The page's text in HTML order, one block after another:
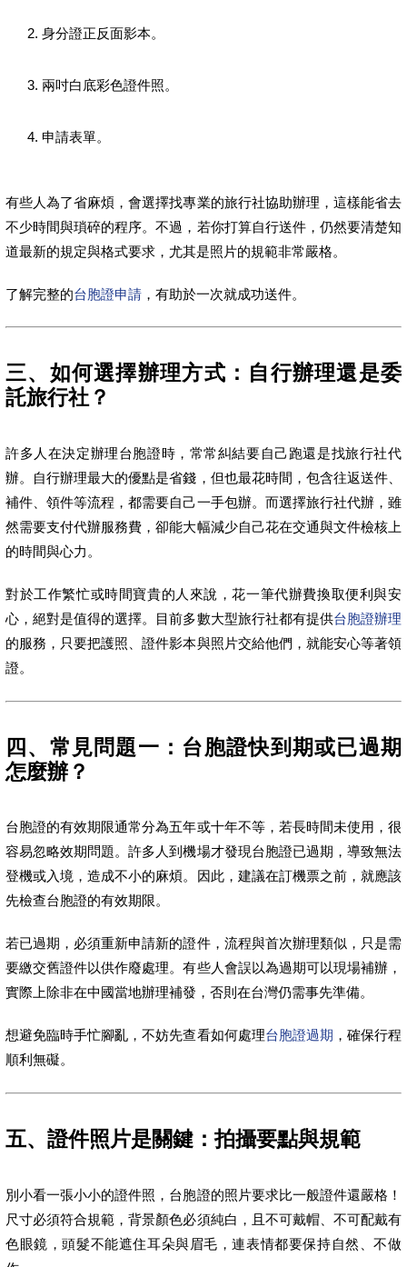
身分證正反面影本。
兩吋白底彩色證件照。
申請表單。
有些人為了省麻煩，會選擇找專業的旅行社協助辦理，這樣能省去
不少時間與瑣碎的程序。不過，若你打算自行送件，仍然要清楚知
道最新的規定與格式要求，尤其是照片的規範非常嚴格。
了解完整的台胞證申請 ，有助於一次就成功送件。
三、如何選擇辦理方式：自行辦理還是委
託旅行社？
許多人在決定辦理台胞證時，常常糾結要自己跑還是找旅行社代
辦。自行辦理最大的優點是省錢，但也最花時間，包含往返送件、
補件、領件等流程，都需要自己一手包辦。而選擇旅行社代辦，雖
然需要支付代辦服務費，卻能大幅減少自己花在交通與文件檢核上
的時間與心力。
對於工作繁忙或時間寶貴的人來說，花一筆代辦費換取便利與安
心，絕對是值得的選擇。目前多數大型旅行社都有提供台胞證辦理
的服務，只要把護照、證件影本與照片交給他們，就能安心等著領
證。
四、常見問題一：台胞證快到期或已過期
怎麼辦？
台胞證的有效期限通常分為五年或十年不等，若長時間未使用，很
容易忽略效期問題。許多人到機場才發現台胞證已過期，導致無法
登機或入境，造成不小的麻煩。因此，建議在訂機票之前，就應該
先檢查台胞證的有效期限。
若已過期，必須重新申請新的證件，流程與首次辦理類似，只是需
要繳交舊證件以供作廢處理。有些人會誤以為過期可以現場補辦，
實際上除非在中國當地辦理補發，否則在台灣仍需事先準備。
想避免臨時手忙腳亂，不妨先查看如何處理台胞證過期 ，確保行程
順利無礙。
五、證件照片是關鍵：拍攝要點與規範
別小看一張小小的證件照，台胞證的照片要求比一般證件還嚴格！
尺寸必須符合規範，背景顏色必須純白，且不可戴帽、不可配戴有
色眼鏡，頭髮不能遮住耳朵與眉毛，連表情都要保持自然、不做